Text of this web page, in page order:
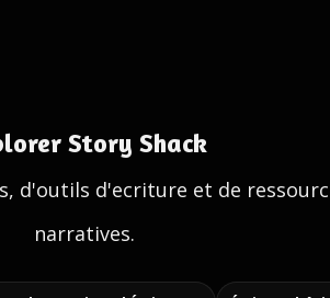
Story Shack
d'outils d'ecriture et de
narratives.